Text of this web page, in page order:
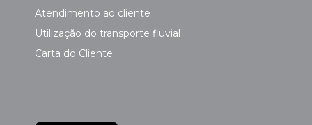
Atendimento ao cliente
Utilização do transporte fluvial
Carta do Cliente